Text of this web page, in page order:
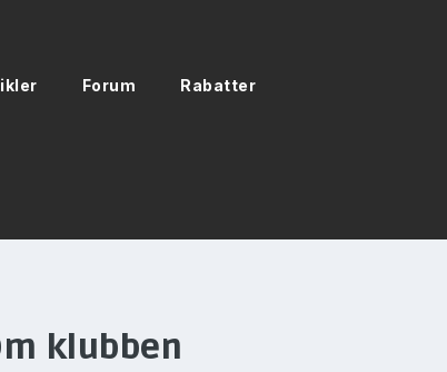
Forum Rabatter
klubben